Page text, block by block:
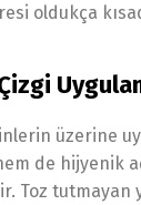
oldukça
üzerine
de hijyenik
Toz tutmayan